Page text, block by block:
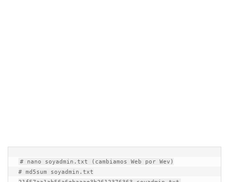
# nano soyadmin.txt (cambiamos Web por Wev)
# md5sum soyadmin.txt